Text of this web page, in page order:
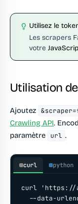
Utilisez le
Les scrapers
votre
Utilisation
Ajoutez
Crawling API.
paramètre
url .
curl python
curl 'https://
--data-